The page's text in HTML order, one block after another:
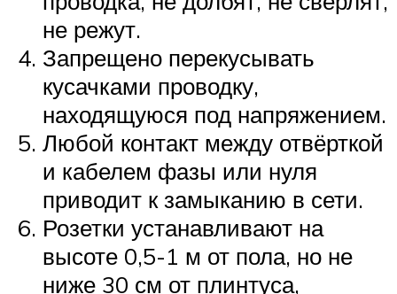
не режут.
Запрещено перекусывать
кусачками проводку,
находящуюся под напряжением.
Любой контакт между отвёрткой
и кабелем фазы или нуля
приводит к замыканию в сети.
Розетки устанавливают на
высоте 0,5-1 м от пола, но не
ниже 30 см от плинтуса,